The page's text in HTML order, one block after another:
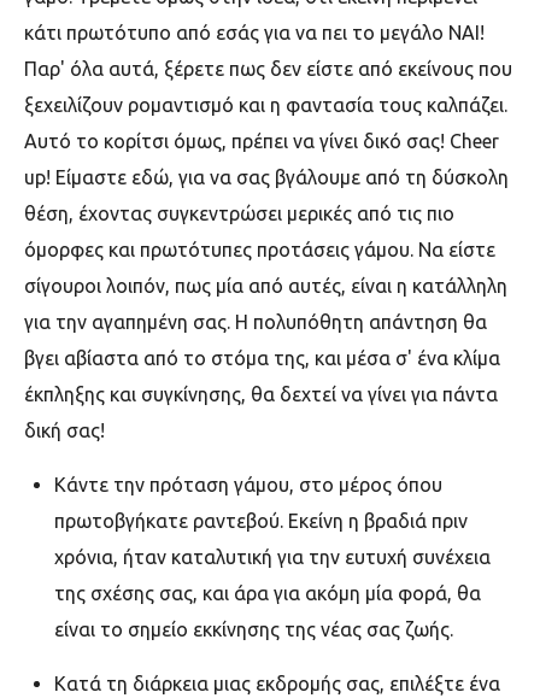
κάτι πρωτότυπο από εσάς για να πει το μεγάλο ΝΑΙ!
Παρ' όλα αυτά, ξέρετε πως δεν είστε από εκείνους που
ξεχειλίζουν ρομαντισμό και η φαντασία τους καλπάζει.
Αυτό το κορίτσι όμως, πρέπει να γίνει δικό σας! Cheer
up! Είμαστε εδώ, για να σας βγάλουμε από τη δύσκολη
θέση, έχοντας συγκεντρώσει μερικές από τις πιο
όμορφες και πρωτότυπες προτάσεις γάμου. Να είστε
σίγουροι λοιπόν, πως μία από αυτές, είναι η κατάλληλη
για την αγαπημένη σας. Η πολυπόθητη απάντηση θα
βγει αβίαστα από το στόμα της, και μέσα σ' ένα κλίμα
έκπληξης και συγκίνησης, θα δεχτεί να γίνει για πάντα
δική σας!
Κάντε την πρόταση γάμου, στο μέρος όπου
πρωτοβγήκατε ραντεβού. Εκείνη η βραδιά πριν
χρόνια, ήταν καταλυτική για την ευτυχή συνέχεια
της σχέσης σας, και άρα για ακόμη μία φορά, θα
είναι το σημείο εκκίνησης της νέας σας ζωής.
Κατά τη διάρκεια μιας εκδρομής σας, επιλέξτε ένα